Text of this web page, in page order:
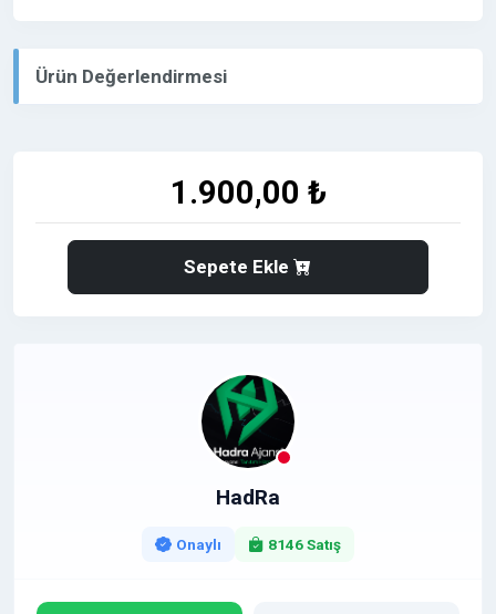
geniş bir okuyucu kitlesine hitap etmektedir. Bu
destekleyen güçlü bir dijital PR fırsatı sunar.
Afşin ve çevresinde müşteri kitlesini büyütmek
isteyen işletmeler için güçlü bir tanıtım fırsatıdır.
⭐ Neden AfsinHaber.com?
⬆️ Haber içerikleri içerisinde
konumlandırılan tanıtım görünürlüğü
☑️ Dofollow bağlantı ile SEO çalışmalarına katkı
☑️ Yerel medya gücü sayesindehedef kitleye
☑️ Google aramalarında görünürlüğü destekleyen
güçlü içerik altyapısı
Ürün Değerlendirmesi
1.900,00 ₺
Sepete Ekle
HadRa
Onaylı 8146 Satış